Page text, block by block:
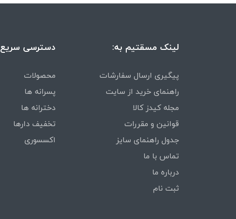
لینک مسقتیم به:
پیگیری ارسال سفارشات
راهنمای خرید از سایت
مجله کیدز کالا
قوانین و مقررات
جدول راهنمای سایز
تماس با ما
درباره ما
ثبت نام
دسترسی سریع
محصولات
پسرانه ها
دخترانه ها
تخفیف دارها
اکسسوری